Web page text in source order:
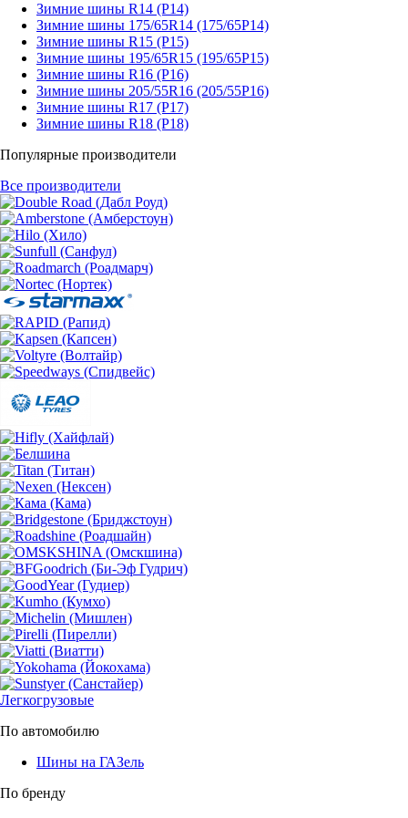
Зимние шины R14 (Р14)
Зимние шины 175/65R14 (175/65Р14)
Зимние шины R15 (Р15)
Зимние шины 195/65R15 (195/65Р15)
Зимние шины R16 (Р16)
Зимние шины 205/55R16 (205/55Р16)
Зимние шины R17 (Р17)
Зимние шины R18 (Р18)
Популярные производители
Все производители
Легкогрузовые
По автомобилю
Шины на ГАЗель
По бренду